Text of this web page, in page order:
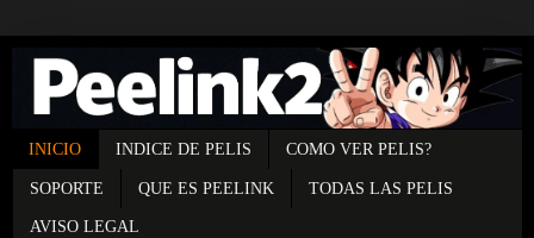
INICIO INDICE DE PELIS COMO VER PELIS?
SOPORTE QUE ES PEELINK TODAS LAS PELIS
AVISO LEGAL